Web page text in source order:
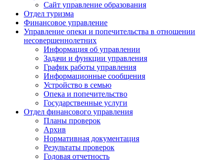
Сайт управление образования
Отдел туризма
Финансовое управление
Управление опеки и попечительства в отношении
несовершеннолетних
Информация об управлении
Задачи и функции управления
График работы управления
Информационные сообщения
Устройство в семью
Опека и попечительство
Государственные услуги
Отдел финансового управления
Планы проверок
Архив
Нормативная документация
Результаты проверок
Годовая отчетность